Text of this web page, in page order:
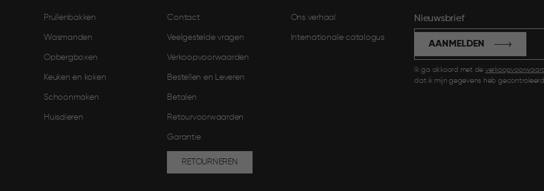
Prullenbakken
Wasmanden
Opbergboxen
Keuken en koken
Schoonmaken
Huisdieren
Contact
Veelgestelde vragen
Verkoopvoorwaarden
Bestellen en Leveren​
Betalen
Retourvoorwaarden
Garantie
RETOURNEREN
Ons verhaal
Internationale catalogus
Nieuwsbrief
Ik ga akkoord met de
dat ik mijn gegevens heb
AANMELDEN